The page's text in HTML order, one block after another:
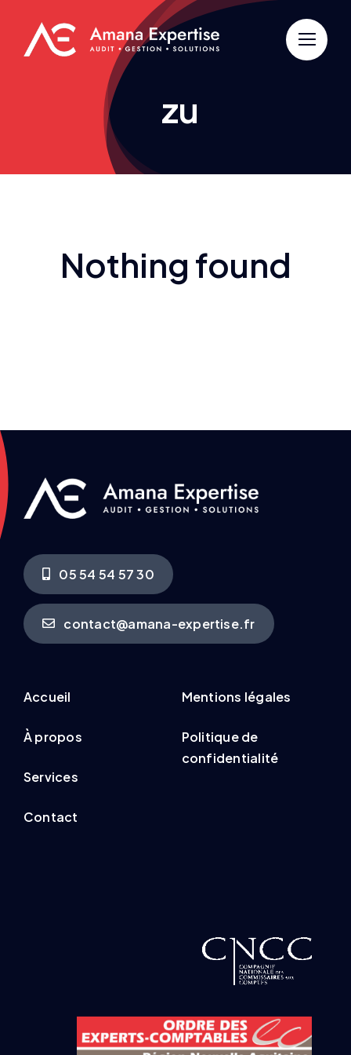
contenu
zu
Nothing found
05 54 54 57 30
contact@amana-expertise.fr
Accueil
À propos
Services
Contact
Mentions légales
Politique de
confidentialité